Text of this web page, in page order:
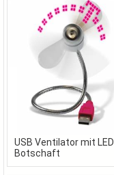
USB Ventilator mit LED
Botschaft